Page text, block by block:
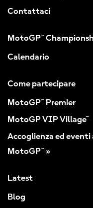
Contattaci
MotoGP™
Calendario
Come partecipare
MotoGP™ Premier
MotoGP VIP Village™
Accoglienza ed eventi
MotoGP™ »
Latest
Blog